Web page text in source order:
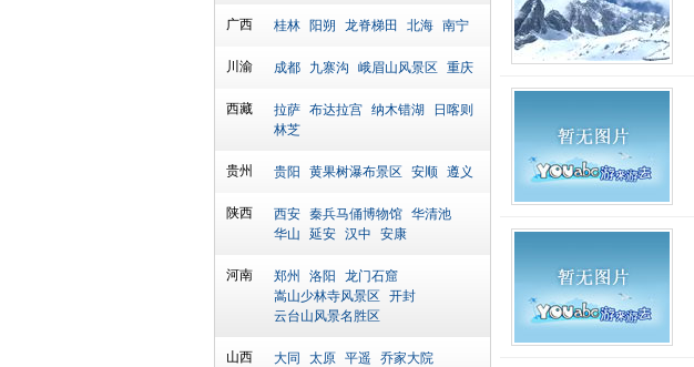
广西 桂林 阳朔 龙脊梯田 北海 南宁
川渝 成都 九寨沟 峨眉山风景区 重庆
西藏 拉萨 布达拉宫 纳木错湖
日喀则
林芝
贵州 贵阳 黄果树瀑布景区 安顺 遵义
陕西 西安 秦兵马俑博物馆 华清池
华山
延安 汉中 安康
河南 郑州 洛阳
龙门石窟
嵩山少林寺风景区
开封
云台山风景名胜区
山西 大同 太原 平遥
乔家大院